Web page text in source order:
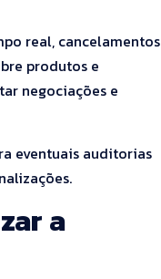
real, cancelamentos
produtos e
negociações e
eventuais auditorias
a